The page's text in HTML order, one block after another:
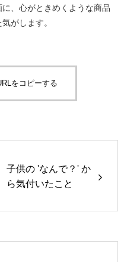
、心がときめくような商品
がします。
をコピーする
子供の 'なんで？' か
ら気付いたこと